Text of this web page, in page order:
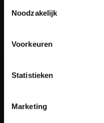
Noodzakelijk
Voorkeuren
Statistieken
Marketing